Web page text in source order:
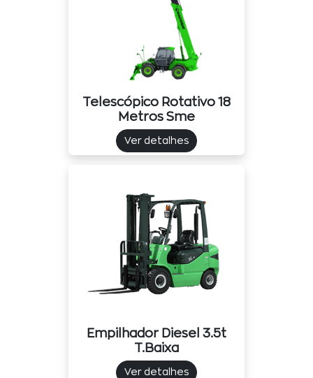
Telescópico Rotativo 18
Metros Sme
Ver detalhes
Empilhador Diesel 3.5t
T.baixa
Ver detalhes